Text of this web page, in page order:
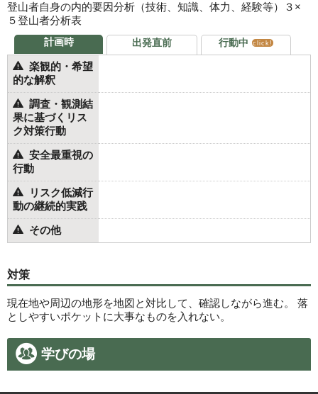
登山者自身の内的要因分析（技術、知識、体力、経験等）３×
５登山者分析表
計画時 出発直前 行動中 click!
楽観的・希望
的な解釈
調査・観測結
果に基づくリス
ク対策行動
安全最重視の
行動
リスク低減行
動の継続的実践
その他
対策
現在地や周辺の地形を地図と対比して、確認しながら進む。 落
としやすいポケットに大事なものを入れない。
学びの場